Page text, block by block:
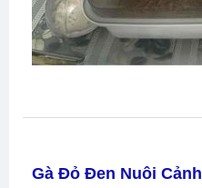
Gà Đỏ Đen Nuôi Cảnh